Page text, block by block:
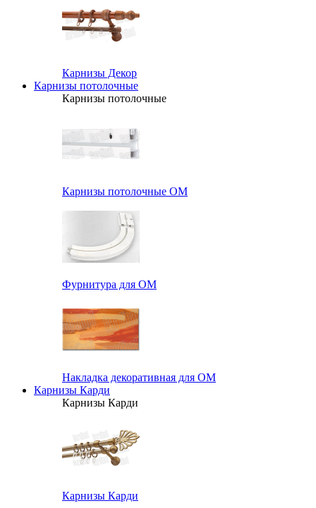
Карнизы Декор
Карнизы потолочные
Карнизы потолочные
Карнизы потолочные ОМ
Фурнитура для ОМ
Накладка декоративная для ОМ
Карнизы Карди
Карнизы Карди
Карнизы Карди